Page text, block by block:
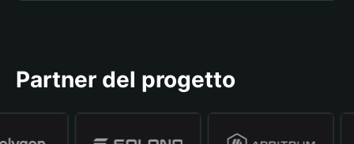
Partner del progetto